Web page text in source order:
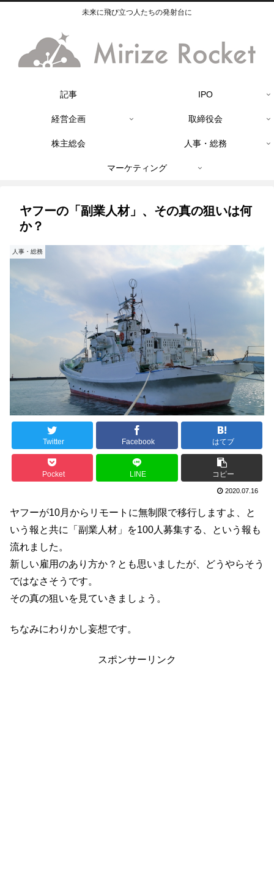
未来に飛び立つ人たちの発射台に
記事 IPO
経営企画 取締役会
株主総会 人事・総務
マーケティング
ヤフーの「副業人材」、その真の狙いは何
か？
人事・総務
Twitter Facebook はてブ
Pocket LINE コピー
2020.07.16
ヤフーが10月からリモートに無制限で移行しますよ、と
いう報と共に「副業人材」を100人募集する、という報も
流れました。
新しい雇用のあり方か？とも思いましたが、どうやらそう
ではなさそうです。
その真の狙いを見ていきましょう。
ちなみにわりかし妄想です。
スポンサーリンク